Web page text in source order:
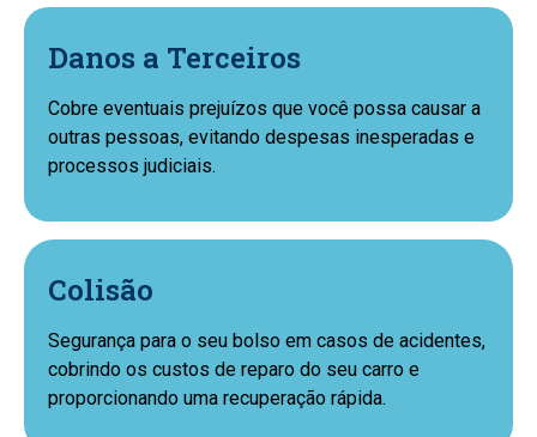
Danos a Terceiros
Cobre eventuais prejuízos que você possa causar a
outras pessoas, evitando despesas inesperadas e
processos judiciais.
Colisão
Segurança para o seu bolso em casos de acidentes,
cobrindo os custos de reparo do seu carro e
proporcionando uma recuperação rápida.